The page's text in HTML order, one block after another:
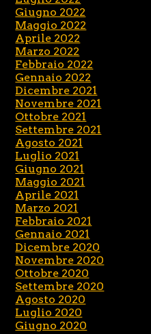
Giugno 2022
Maggio 2022
Aprile 2022
Marzo 2022
Febbraio 2022
Gennaio 2022
Dicembre 2021
Novembre 2021
Ottobre 2021
Settembre 2021
Agosto 2021
Luglio 2021
Giugno 2021
Maggio 2021
Aprile 2021
Marzo 2021
Febbraio 2021
Gennaio 2021
Dicembre 2020
Novembre 2020
Ottobre 2020
Settembre 2020
Agosto 2020
Luglio 2020
Giugno 2020